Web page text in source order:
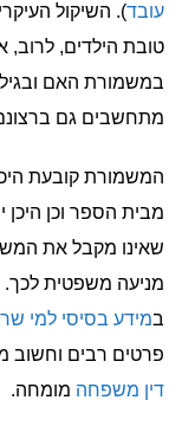
עובד). השיקול
במשמורת האם
מתחשבים גם
המשמורת קובעת
מבית הספר וכן היכן
שאינו מקבל את
מניעה משפטית לכך.
במידע בסיסי למי
פרטים רבים וחשוב
דין משפחה מומחה.